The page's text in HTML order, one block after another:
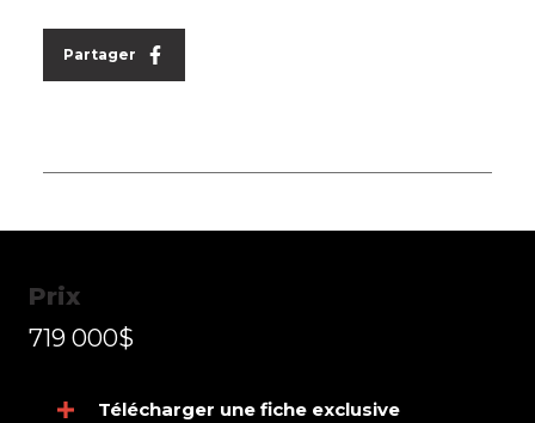
Partager
Prix
719 000$
Télécharger une fiche exclusive